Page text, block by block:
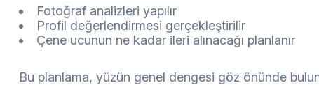
Fotoğraf analizleri yapılır
Profil değerlendirmesi gerçekleştirilir
Çene ucunun ne kadar ileri alınacağı planlanır
Bu planlama, yüzün genel dengesi göz önünde